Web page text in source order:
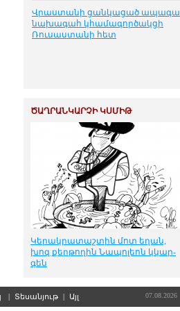
Վրաստանի ցանկացած ապագա
նախագահ կհամագործակցի
Ռուսաստանի հետ
ԾԱՂՐԱՆԿԱՐՉԻ ԿՍՄԻԹ
Կե­րակ­րա­տաշ­տին մոտ ե­ղան,
խոզ քեր­թո­ղին Նա­պո­լեոն կկար­
գեն
| Տեսանյութ | Այլ 07.08.2026